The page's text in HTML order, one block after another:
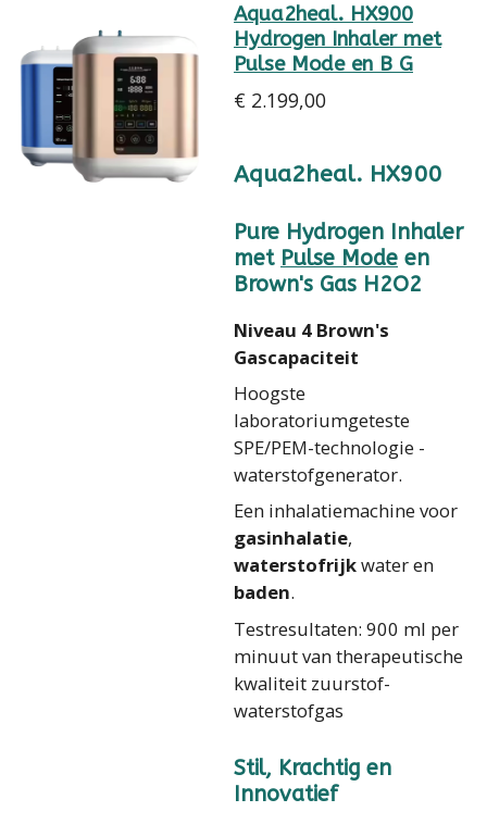
Aqua2heal. HX900
Hydrogen Inhaler met
Pulse Mode en B G
€ 2.199,00
Aqua2heal. HX900
Pure Hydrogen Inhaler
met Pulse Mode en
Brown's Gas H2O2
Niveau 4 Brown's
Gascapaciteit
Hoogste
laboratoriumgeteste
SPE/PEM-technologie -
waterstofgenerator.
Een inhalatiemachine voor
gasinhalatie,
waterstofrijkwater en
baden.
Testresultaten: 900 ml per
minuut van therapeutische
kwaliteit zuurstof-
waterstofgas
Stil, Krachtig en
Innovatief